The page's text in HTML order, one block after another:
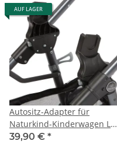
AUF LAGER
Autositz-Adapter für
Naturkind-Kinderwagen Lux
und Ida, u.a. passend
39,90 € *